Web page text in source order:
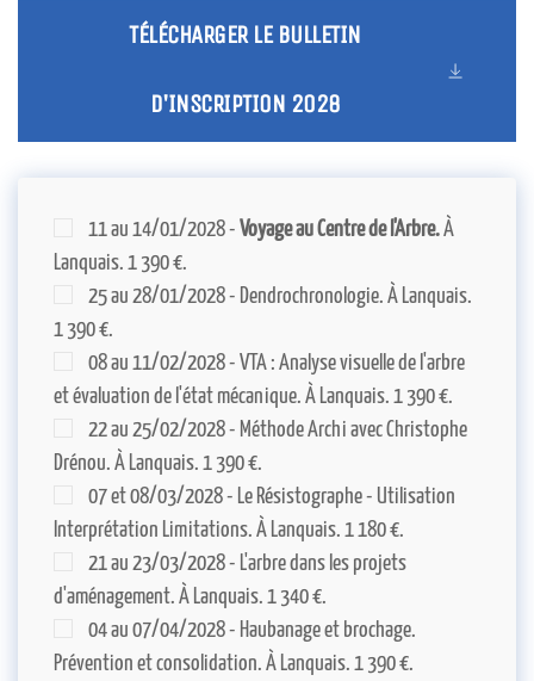
TÉLÉCHARGER LE BULLETIN
D'INSCRIPTION 2028
11 au 14/01/2028 - Voyage au Centre de l'Arbre.À
Lanquais. 1 390 €.
25 au 28/01/2028 - Dendrochronologie. À Lanquais.
1 390 €.
08 au 11/02/2028 - VTA : Analyse visuelle de l'arbre
et évaluation de l'état mécanique. À Lanquais. 1 390 €.
22 au 25/02/2028 - Méthode Archi avec Christophe
Drénou. À Lanquais. 1 390 €.
07 et 08/03/2028 - Le Résistographe - Utilisation
Interprétation Limitations. À Lanquais. 1 180 €.
21 au 23/03/2028 - L'arbre dans les projets
d'aménagement. À Lanquais. 1 340 €.
04 au 07/04/2028 - Haubanage et brochage.
Prévention et consolidation. À Lanquais. 1 390 €.